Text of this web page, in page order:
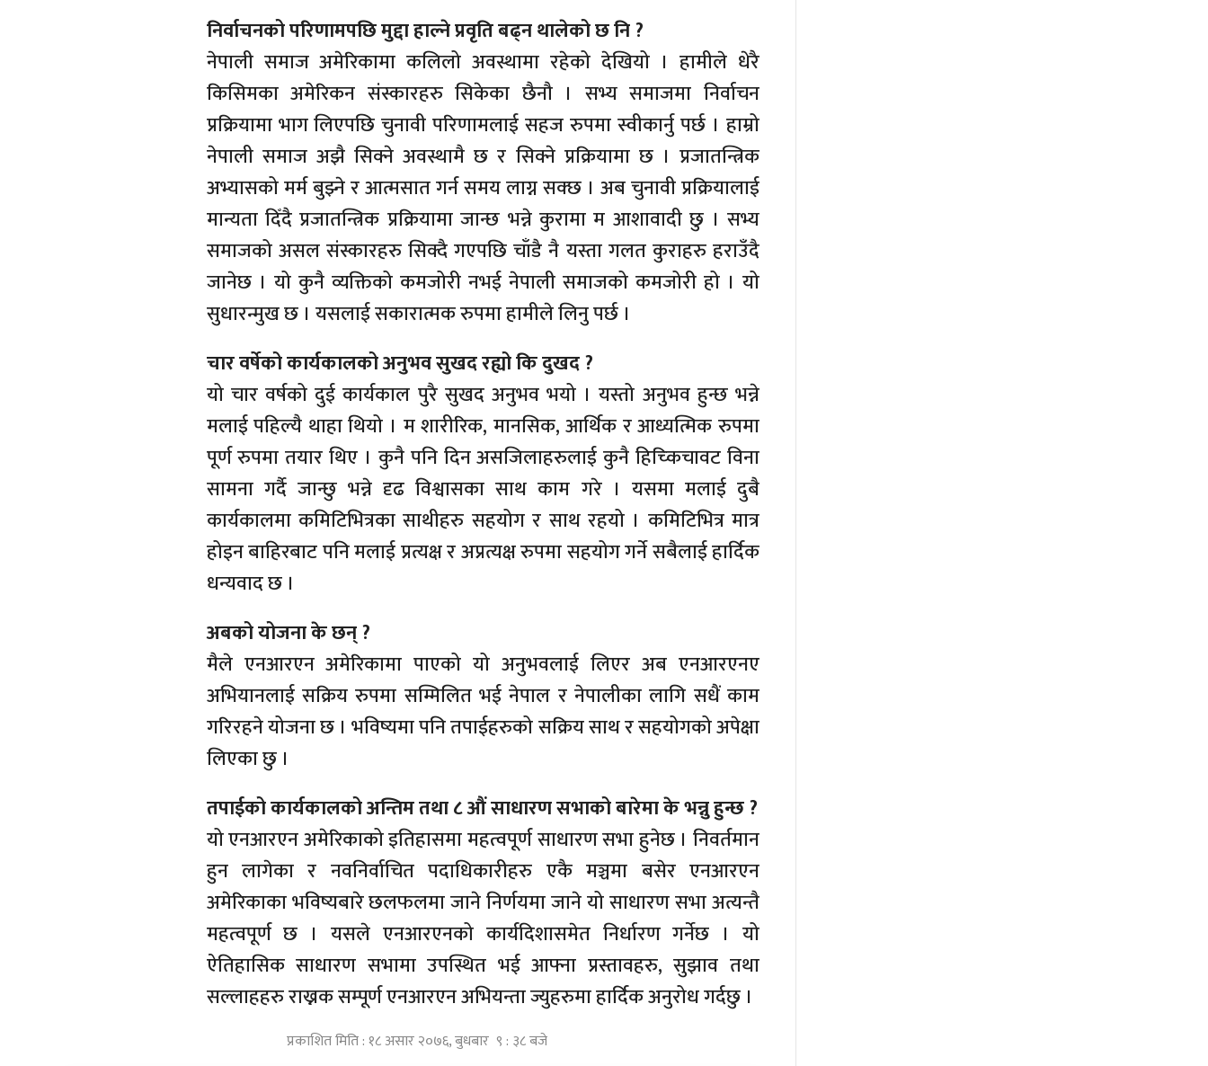
निर्वाचनको परिणामपछि मुद्दा हाल्ने प्रवृति बढ्न थालेको छ नि ?
नेपाली समाज अमेरिकामा कलिलो अवस्थामा रहेको देखियो । हामीले धेरै
किसिमका अमेरिकन संस्कारहरु सिकेका छैनौ । सभ्य समाजमा निर्वाचन
प्रक्रियामा भाग लिएपछि चुनावी परिणामलाई सहज रुपमा स्वीकार्नु पर्छ । हाम्रो
नेपाली समाज अझै सिक्ने अवस्थामै छ र सिक्ने प्रक्रियामा छ । प्रजातन्त्रिक
अभ्यासको मर्म बुझ्ने र आत्मसात गर्न समय लाग्न सक्छ । अब चुनावी प्रक्रियालाई
मान्यता दिँदै प्रजातन्त्रिक प्रक्रियामा जान्छ भन्ने कुरामा म आशावादी छु । सभ्य
समाजको असल संस्कारहरु सिक्दै गएपछि चाँडै नै यस्ता गलत कुराहरु हराउँदै
जानेछ । यो कुनै व्यक्तिको कमजोरी नभई नेपाली समाजको कमजोरी हो । यो
सुधारन्मुख छ । यसलाई सकारात्मक रुपमा हामीले लिनु पर्छ ।
चार वर्षेको कार्यकालको अनुभव सुखद रह्यो कि दुखद ?
यो चार वर्षको दुई कार्यकाल पुरै सुखद अनुभव भयो । यस्तो अनुभव हुन्छ भन्ने
मलाई पहिल्यै थाहा थियो । म शारीरिक, मानसिक, आर्थिक र आध्यत्मिक रुपमा
पूर्ण रुपमा तयार थिए । कुनै पनि दिन असजिलाहरुलाई कुनै हिच्किचावट विना
सामना गर्दै जान्छु भन्ने दृढ विश्वासका साथ काम गरे । यसमा मलाई दुबै
कार्यकालमा कमिटिभित्रका साथीहरु सहयोग र साथ रहयो । कमिटिभित्र मात्र
होइन बाहिरबाट पनि मलाई प्रत्यक्ष र अप्रत्यक्ष रुपमा सहयोग गर्ने सबैलाई हार्दिक
धन्यवाद छ ।
अबको योजना के छन् ?
मैले एनआरएन अमेरिकामा पाएको यो अनुभवलाई लिएर अब एनआरएनए
अभियानलाई सक्रिय रुपमा सम्मिलित भई नेपाल र नेपालीका लागि सधैं काम
गरिरहने योजना छ । भविष्यमा पनि तपाईहरुको सक्रिय साथ र सहयोगको अपेक्षा
लिएका छु ।
तपाईको कार्यकालको अन्तिम तथा ८ औं साधारण सभाको बारेमा के भन्नु हुन्छ ?
यो एनआरएन अमेरिकाको इतिहासमा महत्वपूर्ण साधारण सभा हुनेछ । निवर्तमान
हुन लागेका र नवनिर्वाचित पदाधिकारीहरु एकै मञ्चमा बसेर एनआरएन
अमेरिकाका भविष्यबारे छलफलमा जाने निर्णयमा जाने यो साधारण सभा अत्यन्तै
महत्वपूर्ण छ । यसले एनआरएनको कार्यदिशासमेत निर्धारण गर्नेछ । यो
ऐतिहासिक साधारण सभामा उपस्थित भई आफ्ना प्रस्तावहरु, सुझाव तथा
सल्लाहहरु राख्नक सम्पूर्ण एनआरएन अभियन्ता ज्युहरुमा हार्दिक अनुरोध गर्दछु ।
प्रकाशित मिति : १८ असार २०७६, बुधबार ९ : ३८ बजे